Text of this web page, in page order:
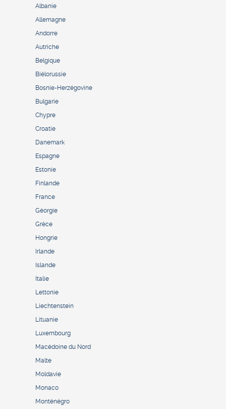
Albanie
Allemagne
Andorre
Autriche
Belgique
Biélorussie
Bosnie-Herzégovine
Bulgarie
Chypre
Croatie
Danemark
Espagne
Estonie
Finlande
France
Géorgie
Grèce
Hongrie
Irlande
Islande
Italie
Lettonie
Liechtenstein
Lituanie
Luxembourg
Macédoine du Nord
Malte
Moldavie
Monaco
Monténégro